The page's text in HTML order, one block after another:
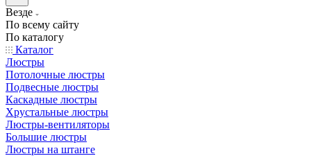
Везде
По всему сайту
По каталогу
Каталог
Люстры
Потолочные люстры
Подвесные люстры
Каскадные люстры
Хрустальные люстры
Люстры-вентиляторы
Большие люстры
Люстры на штанге